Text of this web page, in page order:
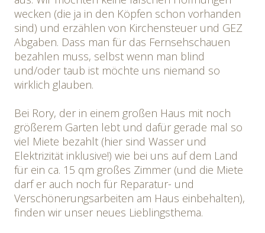
wecken (die ja in den Köpfen schon vorhanden
sind) und erzählen von Kirchensteuer und GEZ
Abgaben. Dass man für das Fernsehschauen
bezahlen muss, selbst wenn man blind
und/oder taub ist möchte uns niemand so
wirklich glauben.
Bei Rory, der in einem großen Haus mit noch
größerem Garten lebt und dafür gerade mal so
viel Miete bezahlt (hier sind Wasser und
Elektrizität inklusive!) wie bei uns auf dem Land
für ein ca. 15 qm großes Zimmer (und die Miete
darf er auch noch für Reparatur- und
Verschönerungsarbeiten am Haus einbehalten),
finden wir unser neues Lieblingsthema.